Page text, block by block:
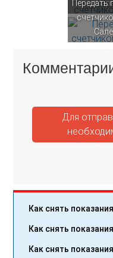
Передать
Для
Как снять
Как снять
Как снять